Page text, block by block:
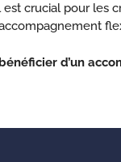
crucial pour les
d’un